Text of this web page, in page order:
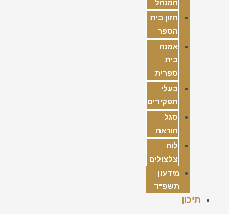
המנהל
חזון בית
הספר
אמנה
בית
ספרית
בעלי
תפקידים
סגל
הוראה
לוח
צלצולים
מידעון
תשפ"ד
תיכון